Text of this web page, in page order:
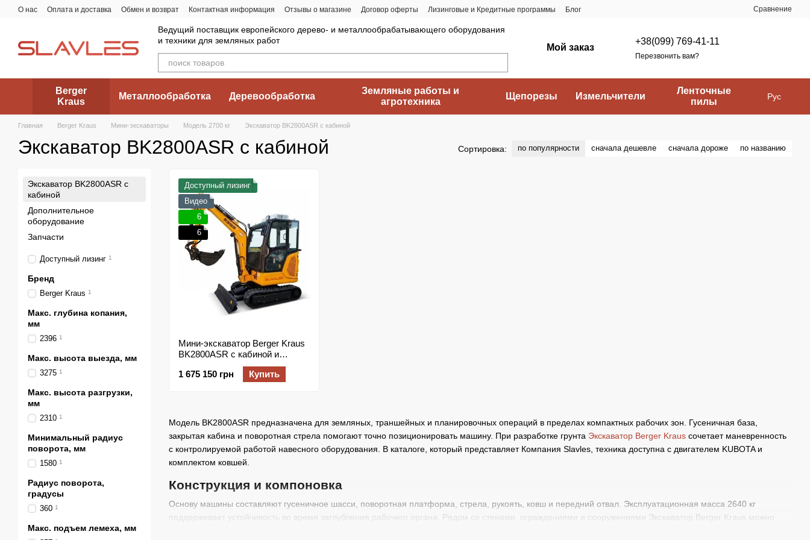
Перейти к основному контенту
О нас Оплата и доставка Обмен и возврат Контактная информация Отзывы о магазине Договор оферты Лизинговые и Кредитные программы Блог Сравнение
Ведущий поставщик европейского дерево- и металлообрабатывающего оборудования
и техники для земляных работ
Мой заказ
+38(099) 769-41-11
Перезвонить вам?
Berger
Kraus
Металлообработка Деревообработка
Земляные работы и
агротехника
Щепорезы Измельчители
Ленточные
пилы
Рус
Главная Berger Kraus Мини-экскаваторы Модель 2700 кг Экскаватор BK2800ASR с кабиной
Экскаватор BK2800ASR с кабиной Сортировка: по популярности сначала дешевле сначала дороже по названию
Модель BK2800ASR предназначена для земляных, траншейных и планировочных операций в пределах компактных рабочих зон. Гусеничная база,
закрытая кабина и поворотная стрела помогают точно позиционировать машину. При разработке грунта Экскаватор Berger Kraus сочетает маневренность
с контролируемой работой навесного оборудования. В каталоге, который представляет Компания Slavles, техника доступна с двигателем KUBOTA и
комплектом ковшей.
Конструкция и компоновка
Основу машины составляют гусеничное шасси, поворотная платформа, стрела, рукоять, ковш и передний отвал. Эксплуатационная масса 2640 кг
поддерживает устойчивость во время заглубления рабочего органа. Рядом со стенами, ограждениями и сооружениями Экскаватор Berger Kraus можно
Доступный лизинг
Видео
6
6
Мини-экскаватор Berger Kraus
BK2800ASR с кабиной и
двигателем KUBOTA
1 675 150 грн
Купить
Экскаватор BK2800ASR с
кабиной
Дополнительное
оборудование
Запчасти
Доступный лизинг 1
Бренд
Berger Kraus 1
Макс. глубина копания,
мм
2396 1
Макс. высота выезда, мм
3275 1
Макс. высота разгрузки,
мм
2310 1
Минимальный радиус
поворота, мм
1580 1
Радиус поворота,
градусы
360 1
Макс. подъем лемеха, мм